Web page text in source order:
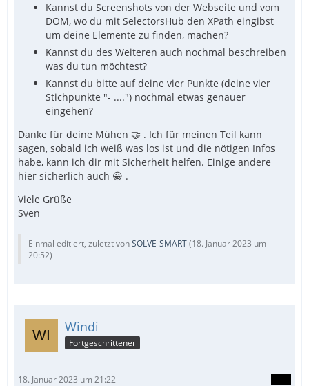
Kannst du Screenshots von der Webseite und vom
DOM, wo du mit SelectorsHub den XPath eingibst
um deine Elemente zu finden, machen?
Kannst du des Weiteren auch nochmal beschreiben
was du tun möchtest?
Kannst du bitte auf deine vier Punkte (deine vier
Stichpunkte "- ....") nochmal etwas genauer
eingehen?
Danke für deine Mühen 🤝 . Ich für meinen Teil kann
sagen, sobald ich weiß was los ist und die nötigen Infos
habe, kann ich dir mit Sicherheit helfen. Einige andere
hier sicherlich auch 😀 .
Viele Grüße
Sven
Einmal editiert, zuletzt vonSOLVE-SMART(18. Januar 2023 um
20:52)
Windi
Fortgeschrittener
18. Januar 2023 um 21:22